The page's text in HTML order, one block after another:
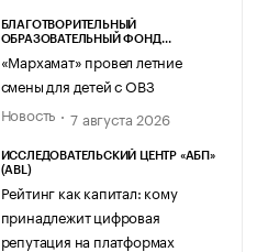
БЛАГОТВОРИТЕЛЬНЫЙ
ОБРАЗОВАТЕЛЬНЫЙ ФОНД
«Мархамат» провел летние
смены для детей с ОВЗ
Новость
7 августа 2026
ИССЛЕДОВАТЕЛЬСКИЙ ЦЕНТР «АБП»
(ABL)
Рейтинг как капитал: кому
принадлежит цифровая
репутация на платформах